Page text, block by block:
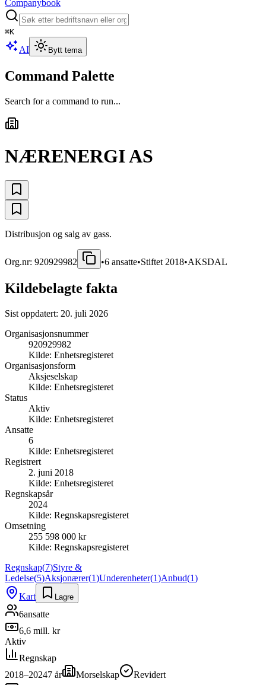
Companybook
⌘K
AI Bytt tema
Command Palette
Search for a command to run...
NÆRENERGI AS
Distribusjon og salg av gass.
Org.nr: 920929982 •6 ansatte•Stiftet 2018•AKSDAL
Kildebelagte fakta
Sist oppdatert: 20. juli 2026
Organisasjonsnummer
920929982
Kilde: Enhetsregisteret
Organisasjonsform
Aksjeselskap
Kilde: Enhetsregisteret
Status
Aktiv
Kilde: Enhetsregisteret
Ansatte
6
Kilde: Enhetsregisteret
Registrert
2. juni 2018
Kilde: Enhetsregisteret
Regnskapsår
2024
Kilde: Regnskapsregisteret
Omsetning
255 598 000 kr
Kilde: Regnskapsregisteret
Regnskap(7)Styre &
Ledelse(5)Aksjonærer(1)Underenheter(1)Anbud(1)
Kart
Lagre
6ansatte
6,6 mill. kr
Aktiv
Regnskap
2018–20247 år Morselskap
Revidert